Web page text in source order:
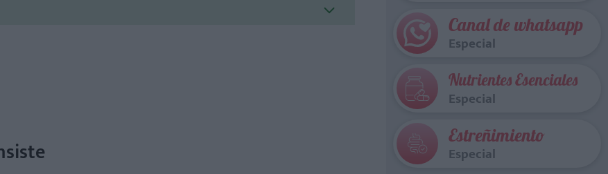
Canal de whatsapp
Especial
Nutrientes Esenciales
Especial
Estreñimiento
Especial